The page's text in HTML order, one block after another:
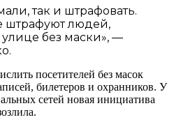
так и штрафовать.
штрафуют людей,
без маски», —
посетителей без масок
билетеров и охранников. У
сетей новая инициатива